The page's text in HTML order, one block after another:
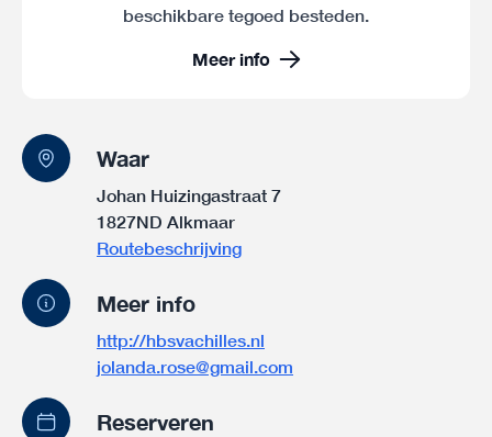
beschikbare tegoed besteden.
Meer info
Waar
Johan Huizingastraat 7
1827ND Alkmaar
Routebeschrijving
Meer info
http://hbsvachilles.nl
jolanda.rose@gmail.com
Reserveren